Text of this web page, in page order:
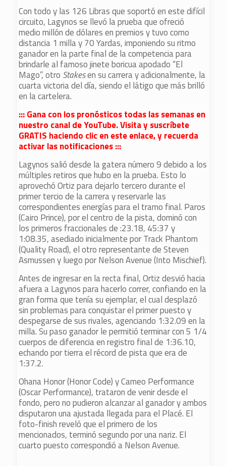
Con todo y las 126 Libras que soportó en este difícil
circuito, Lagynos se llevó la prueba que ofreció
medio millón de dólares en premios y tuvo como
distancia 1 milla y 70 Yardas, imponiendo su ritmo
ganador en la parte final de la competencia para
brindarle al famoso jinete boricua apodado “El
Mago”, otro Stakesen su carrera y adicionalmente, la
cuarta victoria del día, siendo el látigo que más brilló
en la cartelera.
::: Gana con los pronósticos todas las semanas en
nuestro canal de YouTube. Visita y suscríbete
GRATIS haciendo clic en este enlace, y recuerda
activar las notificaciones :::
Lagynos salió desde la gatera número 9 debido a los
múltiples retiros que hubo en la prueba. Esto lo
aprovechó Ortiz para dejarlo tercero durante el
primer tercio de la carrera y reservarle las
correspondientes energías para el tramo final. Paros
(Cairo Prince), por el centro de la pista, dominó con
los primeros fraccionales de :23.18, 45:37 y
1:08.35, asediado inicialmente por Track Phantom
(Quality Road), el otro representante de Steven
Asmussen y luego por Nelson Avenue (Into Mischief).
Antes de ingresar en la recta final, Ortiz desvió hacia
afuera a Lagynos para hacerlo correr, confiando en la
gran forma que tenía su ejemplar, el cual desplazó
sin problemas para conquistar el primer puesto y
despegarse de sus rivales, agenciando 1:32.09 en la
milla. Su paso ganador le permitió terminar con 5 1/4
cuerpos de diferencia en registro final de 1:36.10,
echando por tierra el récord de pista que era de
1:37.2.
Ohana Honor (Honor Code) y Cameo Performance
(Oscar Performance), trataron de venir desde el
fondo, pero no pudieron alcanzar al ganador y ambos
disputaron una ajustada llegada para el Placé. El
foto-finish reveló que el primero de los
mencionados, terminó segundo por una nariz. El
cuarto puesto correspondió a Nelson Avenue.